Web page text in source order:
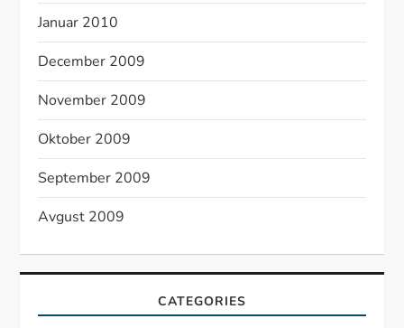
Januar 2010
December 2009
November 2009
Oktober 2009
September 2009
Avgust 2009
CATEGORIES